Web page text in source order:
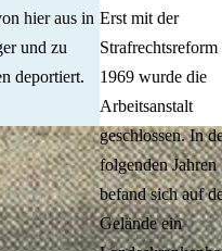
hier aus in
und zu
deportiert.
Erst mit der
1969 wurde die
Arbeitsanstalt
geschlossen. In
folgenden Jahren
befand sich auf
Gelände ein